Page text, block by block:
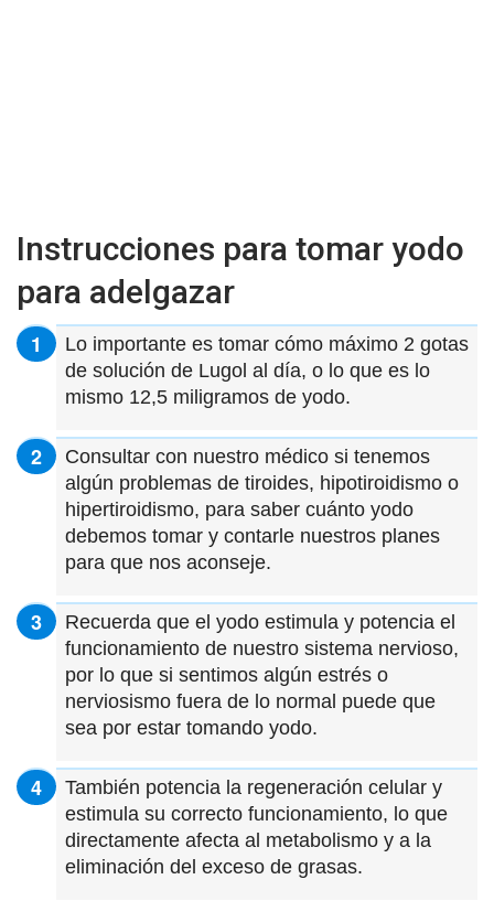
Instrucciones para tomar yodo
para adelgazar
Lo importante es tomar cómo máximo 2 gotas
de solución de Lugol al día, o lo que es lo
mismo 12,5 miligramos de yodo.
Consultar con nuestro médico si tenemos
algún problemas de tiroides, hipotiroidismo o
hipertiroidismo, para saber cuánto yodo
debemos tomar y contarle nuestros planes
para que nos aconseje.
Recuerda que el yodo estimula y potencia el
funcionamiento de nuestro sistema nervioso,
por lo que si sentimos algún estrés o
nerviosismo fuera de lo normal puede que
sea por estar tomando yodo.
También potencia la regeneración celular y
estimula su correcto funcionamiento, lo que
directamente afecta al metabolismo y a la
eliminación del exceso de grasas.